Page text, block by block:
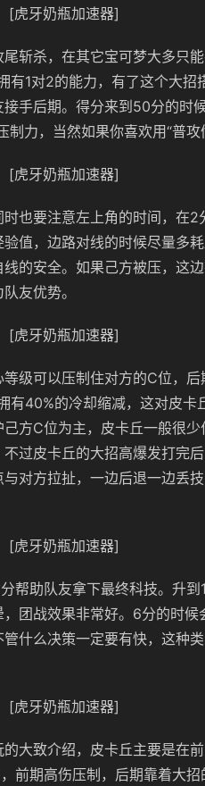
[虎牙奶瓶加速器]
斩杀，在其它宝可梦大多只
有1对2的能力，有了这个大招
手后期。得分来到50分的时
力，当然如果你喜欢用“普攻
[虎牙奶瓶加速器]
也要注意左上角的时间，在2
值，边路对线的时候尽量多
的安全。如果己方被压，这
友优势。
[虎牙奶瓶加速器]
级可以压制住对方的C位，后
有40%的冷却缩减，这对皮卡
方C位为主，皮卡丘一般很
过皮卡丘的大招高爆发打完
对方拉扯，一边后退一边丢
[虎牙奶瓶加速器]
帮助队友拿下最终科技。升
团战效果非常好。6分的时候
什么决策一定要有快，这种
[虎牙奶瓶加速器]
大致介绍，皮卡丘主要是在
前期高伤压制，后期靠着大